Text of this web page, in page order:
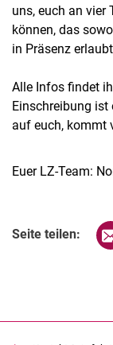
uns, euch an vier
können, das
in Präsenz
Alle Infos findet
Einschreibung
auf euch, kommt
Euer LZ-Team:
Seite teilen: